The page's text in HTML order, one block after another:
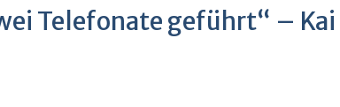
Telefonate geführt“ – Kai